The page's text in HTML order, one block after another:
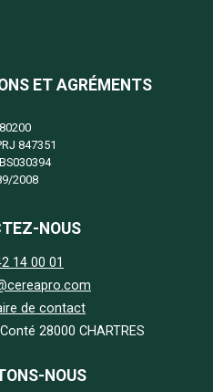
ET AGRÉMENTS
847351
2008
NOUS
14 00 01
de contact
28000 CHARTRES
NOUS